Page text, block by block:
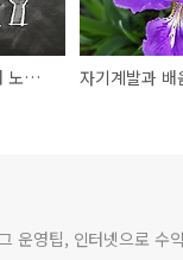
인터넷투잡으로 40대 노후준비와 현실적인재테크
운영팁, 인터넷으로 수